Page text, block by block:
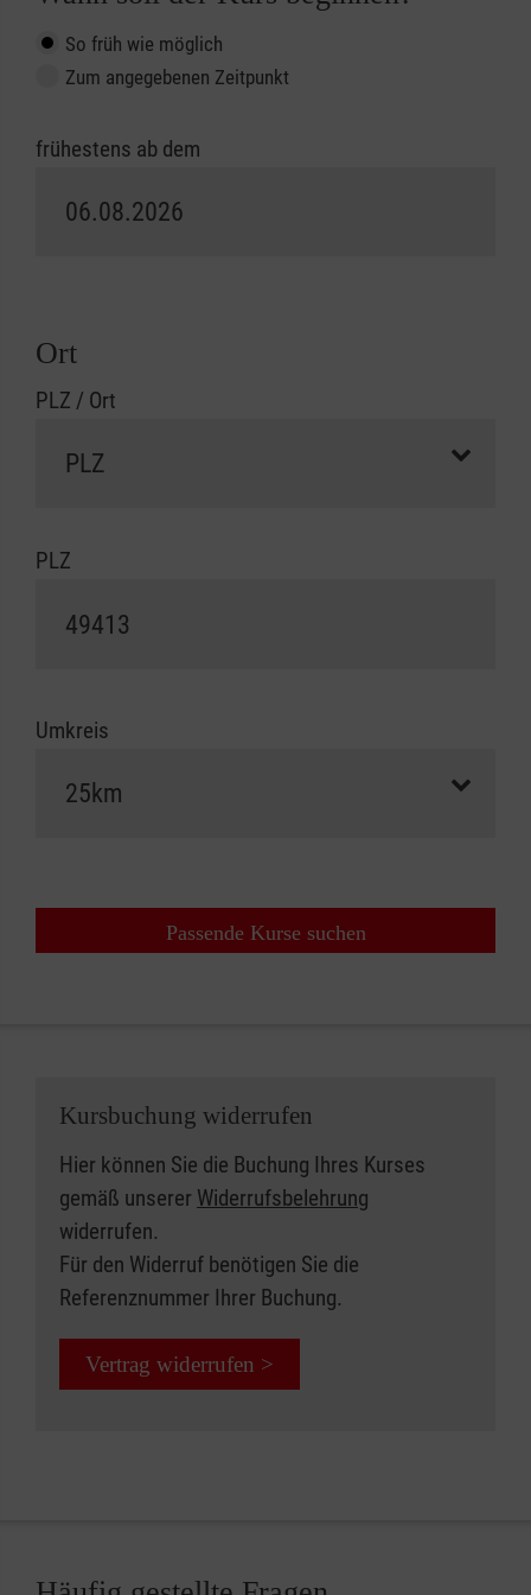
So früh wie möglich
Zum angegebenen Zeitpunkt
frühestens ab dem
Ort
PLZ / Ort
PLZ
Umkreis
Passende Kurse suchen
Kursbuchung widerrufen
Hier können Sie die Buchung Ihres Kurses
gemäß unserer Widerrufsbelehrung
widerrufen.
Für den Widerruf benötigen Sie die
Referenznummer Ihrer Buchung.
Vertrag widerrufen >